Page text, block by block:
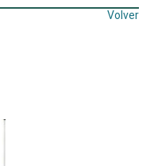
Volver